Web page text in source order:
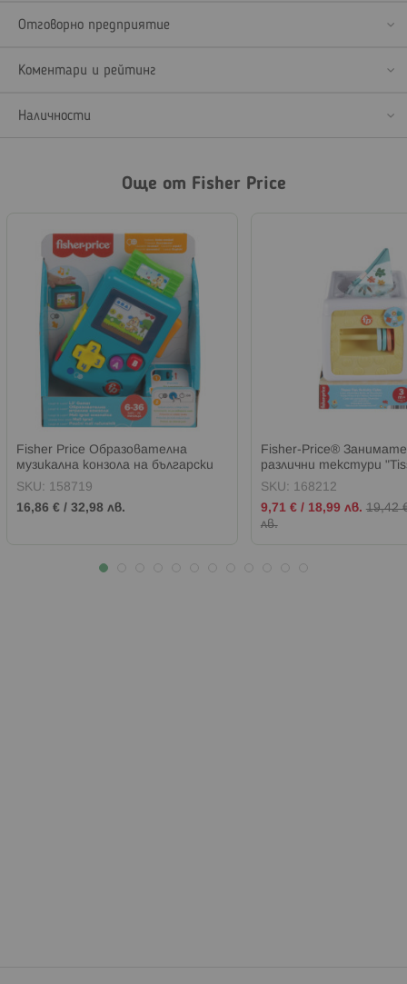
Отговорно предприятие
Коментари и рейтинг
Наличности
Още от Fisher Price
Fisher Price Образователна
музикална конзола на български
Laugh & Learn®
SKU: 158719
16,86 € / 32,98 лв.
Fisher-Price®
различни текстури
Activity Cube"
SKU: 168212
Промо
цена
9,71 €/ 18,99 лв. 19,42
лв.